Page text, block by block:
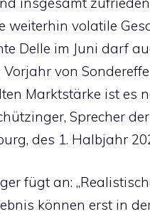
weiterhin volatile
Delle im Juni darf
von
Marktstärke ist es
Sprecher
des 1. Halbjahr
fügt an:
können erst in